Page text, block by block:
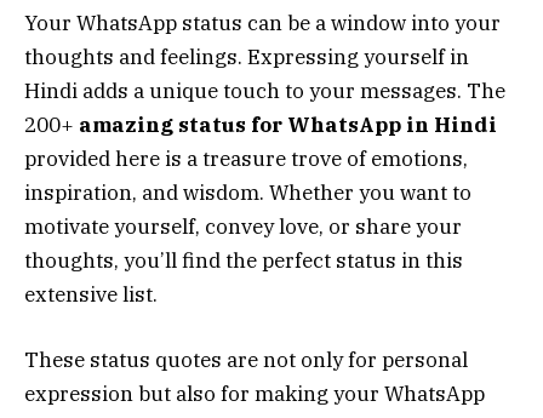
Your WhatsApp status can be a window into your
thoughts and feelings. Expressing yourself in
Hindi adds a unique touch to your messages. The
200+ amazing status for WhatsApp in Hindi
provided here is a treasure trove of emotions,
inspiration, and wisdom. Whether you want to
motivate yourself, convey love, or share your
thoughts, you’ll find the perfect status in this
extensive list.
These status quotes are not only for personal
expression but also for making your WhatsApp